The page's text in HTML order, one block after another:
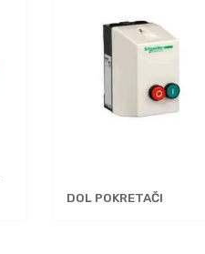
DOL POKRETAČI